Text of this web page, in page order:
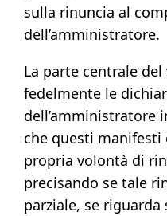
sulla rinuncia al
dell’amministratore.
La parte centrale
fedelmente le
dell’amministratore
che questi
propria volontà di
precisando se tale
parziale, se